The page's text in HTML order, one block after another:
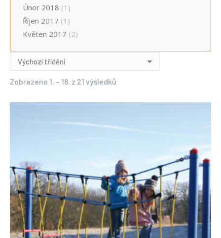
Zobrazeno 1. – 18. z 21 výsledků
Únor 2018 (1)
Říjen 2017 (1)
Květen 2017 (2)